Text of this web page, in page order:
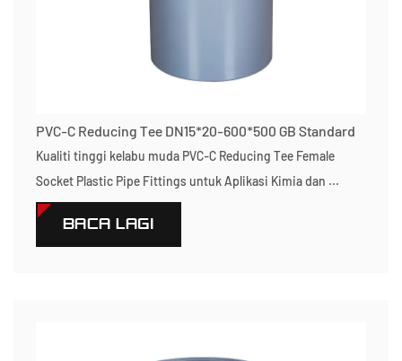
PVC-C Reducing Tee DN15*20-600*500 GB Standard
Kualiti tinggi kelabu muda PVC-C Reducing Tee Female
Socket Plastic Pipe Fittings untuk Aplikasi Kimia dan ...
BACA LAGI